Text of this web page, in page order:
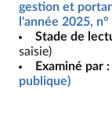
gestion et
l'année 2025,
Stade de
saisie)
Examiné par :
publique)